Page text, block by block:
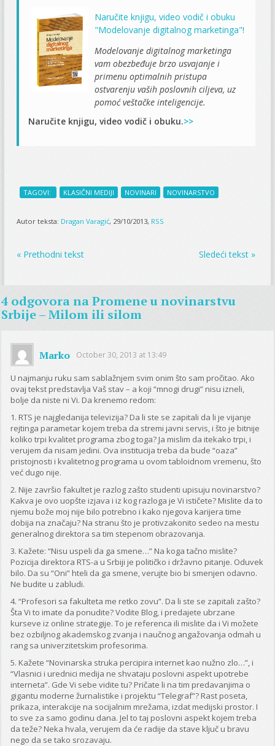
Naručite knjigu, video vodič i obuku
"Modelovanje digitalnog marketinga"!
Modelovanje digitalnog marketinga
vam obezbeđuje brzo usvajanje i
primenu optimalnih pristupa
ostvarenju vaših poslovnih ciljeva, uz
pomoć veštačke inteligencije.
Naručite knjigu, video vodič i obuku.>>
TAGOVI: KLASIČNI MEDIJI NOVINARI NOVINARSTVO
Autor teksta: Dragan Varagić, 29/10/2013, RSS
« Prethodni tekst Sledeći tekst »
4 odgovora naPromene u novinarstvu
Srbije – Milom ili silom
Marko October 30, 2013 at 13:49
U najmanju ruku sam sablažnjem svim onim što sam pročitao. Ako
ovaj tekst predstavlja Vaš stav – a koji “mnogi drugi” nisu izneli,
bolje da niste ni Vi. Da krenemo redom:
1. RTS je najgledanija televizija? Da li ste se zapitali da li je vijanje
rejtinga parametar kojem treba da stremi javni servis, i što je bitnije
koliko trpi kvalitet programa zbog toga? Ja mislim da itekako trpi, i
verujem da nisam jedini. Ova institucija treba da bude “oaza”
pristojnosti i kvalitetnog programa u ovom tabloidnom vremenu, što
već dugo nije.
2. Nije završio fakultet je razlog zašto studenti upisuju novinarstvo?
Kakva je ovo uopšte izjava i iz kog razloga je Vi ističete? Mislite da to
njemu bože moj nije bilo potrebno i kako njegova karijera time
dobija na značaju? Na stranu što je protivzakonito sedeo na mestu
generalnog direktora sa tim stepenom obrazovanja.
3. Kažete: “Nisu uspeli da ga smene…” Na koga tačno mislite?
Pozicija direktora RTS-a u Srbiji je političko i državno pitanje. Oduvek
bilo. Da su “Oni” hteli da ga smene, verujte bio bi smenjen odavno.
Ne budite u zabludi.
4. “Profesori sa fakulteta me retko zovu”. Da li ste se zapitali zašto?
Šta Vi to imate da ponudite? Vodite Blog, i predajete ubrzane
kurseve iz online strategije. To je referenca ili mislite da i Vi možete
bez ozbiljnog akademskog zvanja i naučnog angažovanja odmah u
rang sa univerzitetskim profesorima.
5. Kažete “Novinarska struka percipira internet kao nužno zlo…”, i
“Vlasnici i urednici medija ne shvataju poslovni aspekt upotrebe
interneta”. Gde Vi sebe vidite tu? Pričate li na tim predavanjima o
gigantu moderne žurnalistike i projektu “Telegraf”? Rast poseta,
prikaza, interakcije na socijalnim mrežama, izdat medijski prostor. I
to sve za samo godinu dana. Jel to taj poslovni aspekt kojem treba
da teže? Neka hvala, verujem da će radije da stave ključ u bravu
nego da se tako srozavaju.